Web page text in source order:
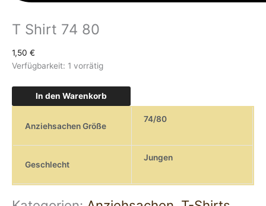
T Shirt 74 80
1,50 €
Verfügbarkeit: 1 vorrätig
In den Warenkorb
Anziehsachen Größe
74/80
Geschlecht
Jungen